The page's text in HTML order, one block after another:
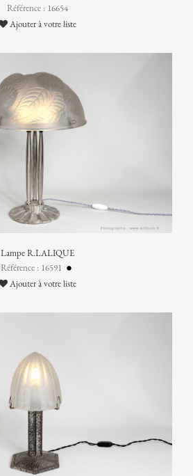
Référence : 16654
Ajouter à votre liste
Lampe R.LALIQUE
Référence : 16591
Ajouter à votre liste